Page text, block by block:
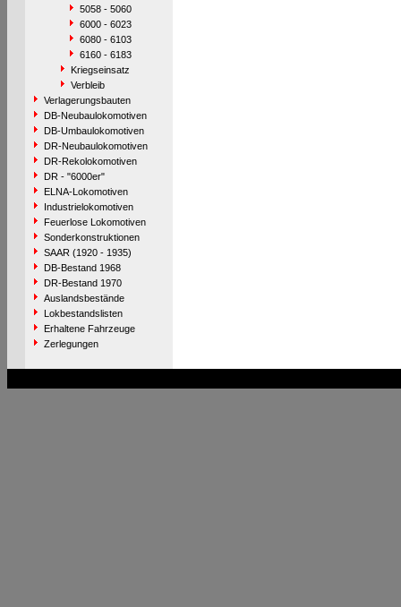
5058 - 5060
6000 - 6023
6080 - 6103
6160 - 6183
Kriegseinsatz
Verbleib
Verlagerungsbauten
DB-Neubaulokomotiven
DB-Umbaulokomotiven
DR-Neubaulokomotiven
DR-Rekolokomotiven
DR - "6000er"
ELNA-Lokomotiven
Industrielokomotiven
Feuerlose Lokomotiven
Sonderkonstruktionen
SAAR (1920 - 1935)
DB-Bestand 1968
DR-Bestand 1970
Auslandsbestände
Lokbestandslisten
Erhaltene Fahrzeuge
Zerlegungen